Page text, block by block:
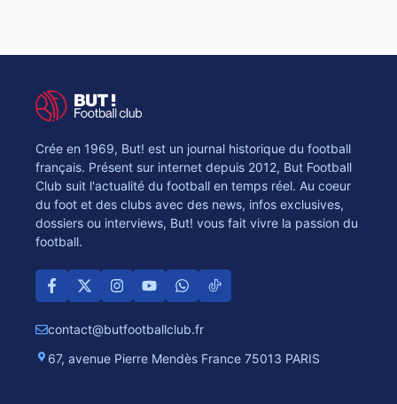
Crée en 1969, But! est un journal historique du football
français. Présent sur internet depuis 2012, But Football
Club suit l'actualité du football en temps réel. Au coeur
du foot et des clubs avec des news, infos exclusives,
dossiers ou interviews, But! vous fait vivre la passion du
football.
contact@butfootballclub.fr
67, avenue Pierre Mendès France 75013 PARIS